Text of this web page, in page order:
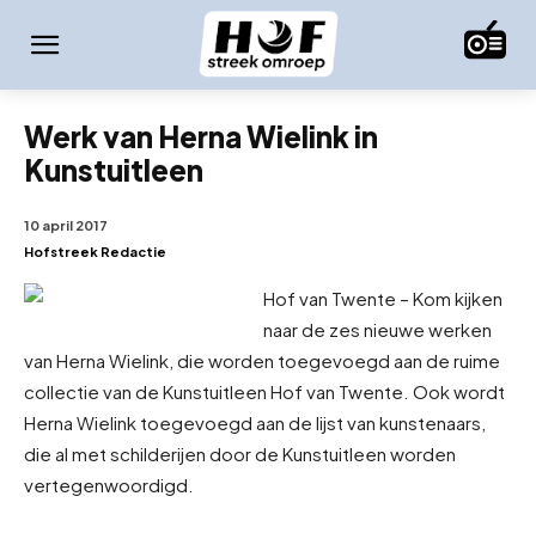
Werk van Herna Wielink in
Kunstuitleen
10 april 2017
Hofstreek Redactie
Hof van Twente – Kom kijken
naar de zes nieuwe werken
van Herna Wielink, die worden toegevoegd aan de ruime
collectie van de Kunstuitleen Hof van Twente. Ook wordt
Herna Wielink toegevoegd aan de lijst van kunstenaars,
die al met schilderijen door de Kunstuitleen worden
vertegenwoordigd.